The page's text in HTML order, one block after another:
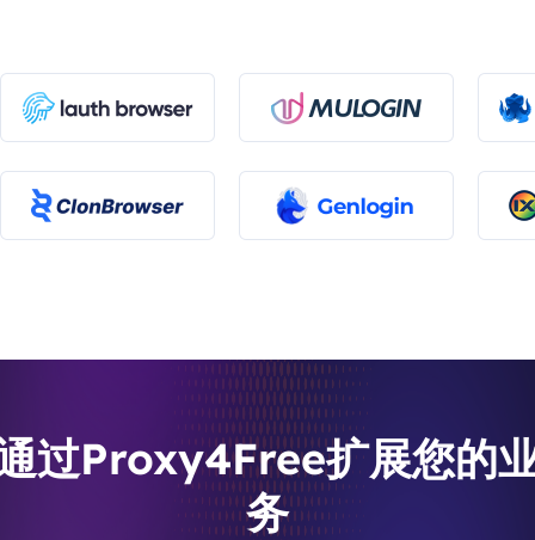
过Proxy4Free扩展您的
务